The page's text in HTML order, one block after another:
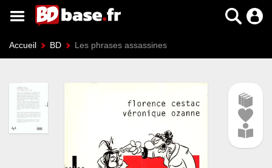
Accueil BD Les phrases assassines